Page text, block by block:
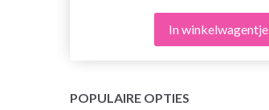
In winkelwagentje
POPULAIRE OPTIES